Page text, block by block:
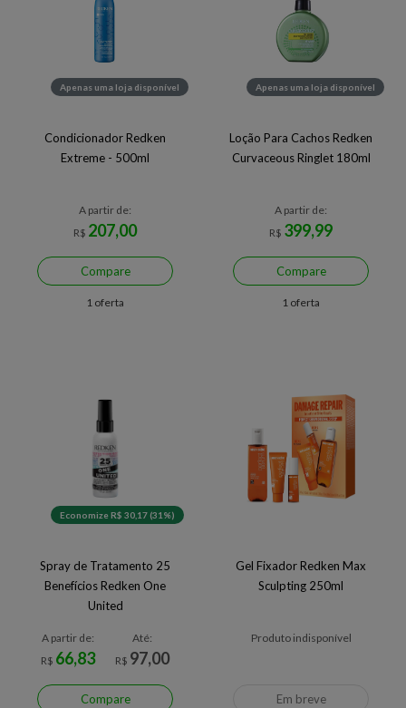
Apenas uma loja disponível
Condicionador Redken
Extreme - 500ml
A partir de:
R$ 207,00
Compare
1 oferta
Apenas uma loja disponível
Loção Para Cachos Redken
Curvaceous Ringlet 180ml
A partir de:
R$ 399,99
Compare
1 oferta
Economize R$ 30,17 (31%)
Spray de Tratamento 25
Benefícios Redken One
United
A partir de:
R$ 66,83
Até:
R$ 97,00
Compare
Gel Fixador Redken Max
Sculpting 250ml
Produto indisponível
Em breve